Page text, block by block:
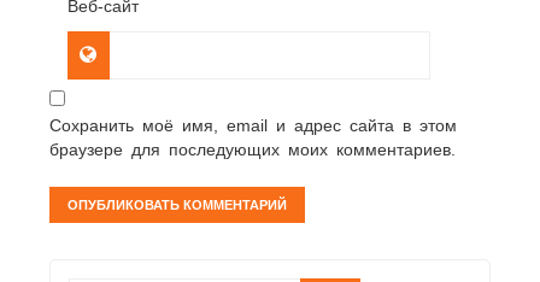
Веб-сайт
Сохранить моё имя, email и адрес сайта в этом
браузере для последующих моих комментариев.